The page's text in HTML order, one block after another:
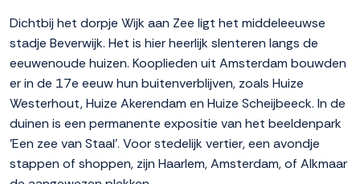
Dichtbij het dorpje Wijk aan Zee ligt het middeleeuwse
stadje Beverwijk. Het is hier heerlijk slenteren langs de
eeuwenoude huizen. Kooplieden uit Amsterdam bouwden
er in de 17e eeuw hun buitenverblijven, zoals Huize
Westerhout, Huize Akerendam en Huize Scheijbeeck. In de
duinen is een permanente expositie van het beeldenpark
'Een zee van Staal'. Voor stedelijk vertier, een avondje
stappen of shoppen, zijn Haarlem, Amsterdam, of Alkmaar